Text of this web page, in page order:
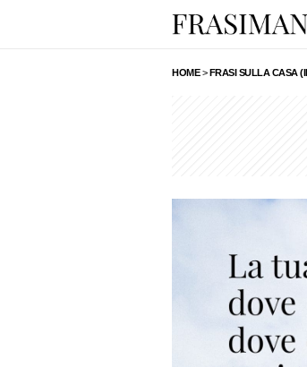
HOME>FRASI SULLA CASA